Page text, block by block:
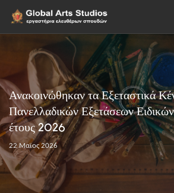
Ανακοινώθηκαν τα Εξεταστικά
Πανελλαδικών Εξετάσεων
έτους 2026
22 Μαϊος 2026